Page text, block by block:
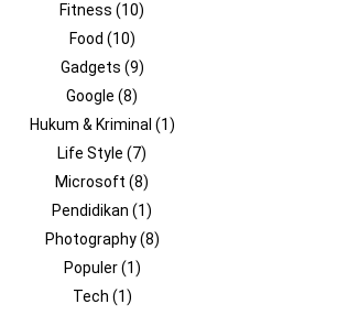
Fitness (10)
Food (10)
Gadgets (9)
Google (8)
Hukum & Kriminal (1)
Life Style (7)
Microsoft (8)
Pendidikan (1)
Photography(8)
Populer(1)
Tech (1)